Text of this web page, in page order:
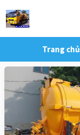
Trang chủ